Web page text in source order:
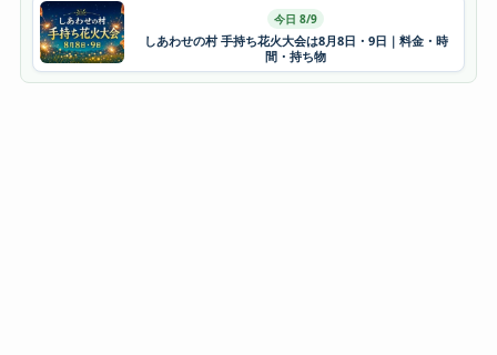
今日 8/9
しあわせの村 手持ち花火大会は8月8日・9日｜料金・時
間・持ち物